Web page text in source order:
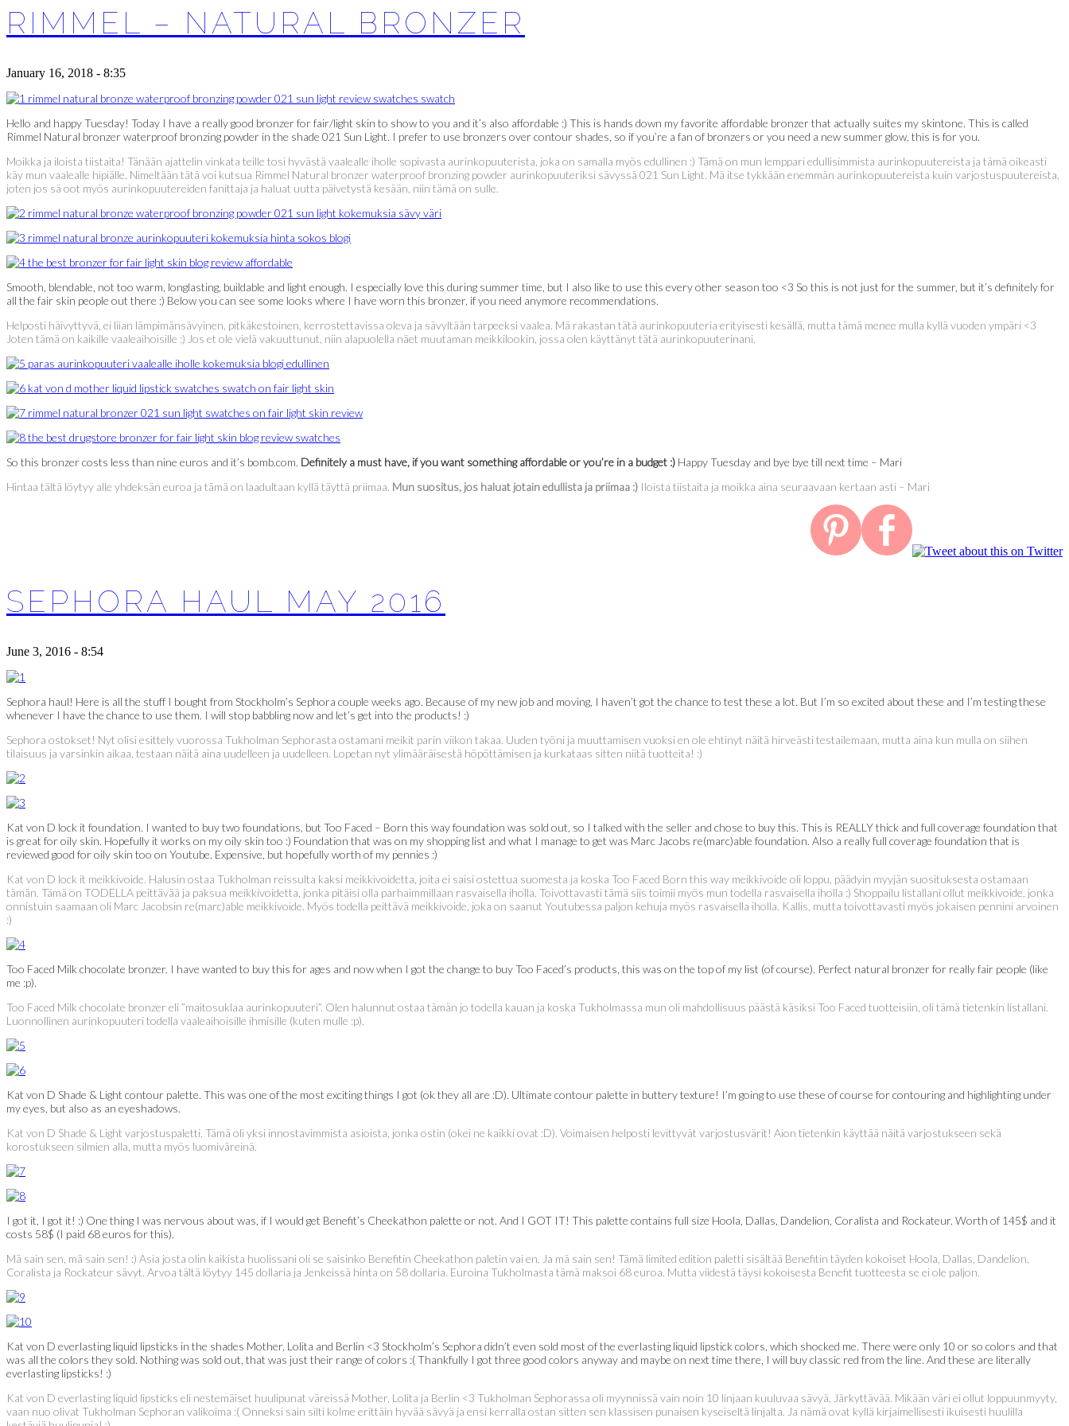
RIMMEL – NATURAL BRONZER
January 16, 2018 - 8:35
Hello and happy Tuesday! Today I have a really good bronzer for fair/light skin to show to you and it’s also affordable :) This is hands down my favorite affordable bronzer that actually suites my skintone. This is called
Rimmel Natural bronzer waterproof bronzing powder in the shade 021 Sun Light. I prefer to use bronzers over contour shades, so if you’re a fan of bronzers or you need a new summer glow, this is for you.
Moikka ja iloista tiistaita! Tänään ajattelin vinkata teille tosi hyvästä vaalealle iholle sopivasta aurinkopuuterista, joka on samalla myös edullinen :) Tämä on mun lemppari edullisimmista aurinkopuutereista ja tämä oikeasti
käy mun vaalealle hipiälle. Nimeltään tätä voi kutsua Rimmel Natural bronzer waterproof bronzing powder aurinkopuuteriksi sävyssä 021 Sun Light. Mä itse tykkään enemmän aurinkopuutereista kuin varjostuspuutereista,
joten jos sä oot myös aurinkopuutereiden fanittaja ja haluat uutta päivetystä kesään, niin tämä on sulle.
Smooth, blendable, not too warm, longlasting, buildable and light enough. I especially love this during summer time, but I also like to use this every other season too <3 So this is not just for the summer, but it’s definitely for
all the fair skin people out there :) Below you can see some looks where I have worn this bronzer, if you need anymore recommendations.
Helposti häivyttyvä, ei liian lämpimänsävyinen, pitkäkestoinen, kerrostettavissa oleva ja sävyltään tarpeeksi vaalea. Mä rakastan tätä aurinkopuuteria erityisesti kesällä, mutta tämä menee mulla kyllä vuoden ympäri <3
Joten tämä on kaikille vaaleaihoisille :) Jos et ole vielä vakuuttunut, niin alapuolella näet muutaman meikkilookin, jossa olen käyttänyt tätä aurinkopuuterinani.
So this bronzer costs less than nine euros and it’s bomb.com. Definitely a must have, if you want something affordable or you’re in a budget :) Happy Tuesday and bye bye till next time – Mari
Hintaa tältä löytyy alle yhdeksän euroa ja tämä on laadultaan kyllä täyttä priimaa. Mun suositus, jos haluat jotain edullista ja priimaa :) Iloista tiistaita ja moikka aina seuraavaan kertaan asti – Mari
SEPHORA HAUL MAY 2016
June 3, 2016 - 8:54
Sephora haul! Here is all the stuff I bought from Stockholm’s Sephora couple weeks ago. Because of my new job and moving, I haven’t got the chance to test these a lot. But I’m so excited about these and I’m testing these
whenever I have the chance to use them. I will stop babbling now and let’s get into the products! :)
Sephora ostokset! Nyt olisi esittely vuorossa Tukholman Sephorasta ostamani meikit parin viikon takaa. Uuden työni ja muuttamisen vuoksi en ole ehtinyt näitä hirveästi testailemaan, mutta aina kun mulla on siihen
tilaisuus ja varsinkin aikaa, testaan näitä aina uudelleen ja uudelleen. Lopetan nyt ylimääräisestä höpöttämisen ja kurkataas sitten niitä tuotteita! :)
Kat von D lock it foundation. I wanted to buy two foundations, but Too Faced – Born this way foundation was sold out, so I talked with the seller and chose to buy this. This is REALLY thick and full coverage foundation that
is great for oily skin. Hopefully it works on my oily skin too :) Foundation that was on my shopping list and what I manage to get was Marc Jacobs re(marc)able foundation. Also a really full coverage foundation that is
reviewed good for oily skin too on Youtube. Expensive, but hopefully worth of my pennies :)
Kat von D lock it meikkivoide. Halusin ostaa Tukholman reissulta kaksi meikkivoidetta, joita ei saisi ostettua suomesta ja koska Too Faced Born this way meikkivoide oli loppu, päädyin myyjän suosituksesta ostamaan
tämän. Tämä on TODELLA peittävää ja paksua meikkivoidetta, jonka pitäisi olla parhaimmillaan rasvaisella iholla. Toivottavasti tämä siis toimii myös mun todella rasvaisella iholla :) Shoppailu listallani ollut meikkivoide, jonka
onnistuin saamaan oli Marc Jacobsin re(marc)able meikkivoide. Myös todella peittävä meikkivoide, joka on saanut Youtubessa paljon kehuja myös rasvaisella iholla. Kallis, mutta toivottavasti myös jokaisen pennini arvoinen
:)
Too Faced Milk chocolate bronzer. I have wanted to buy this for ages and now when I got the change to buy Too Faced’s products, this was on the top of my list (of course). Perfect natural bronzer for really fair people (like
me :p).
Too Faced Milk chocolate bronzer eli ”maitosuklaa aurinkopuuteri”. Olen halunnut ostaa tämän jo todella kauan ja koska Tukholmassa mun oli mahdollisuus päästä käsiksi Too Faced tuotteisiin, oli tämä tietenkin listallani.
Luonnollinen aurinkopuuteri todella vaaleaihoisille ihmisille (kuten mulle :p).
Kat von D Shade & Light contour palette. This was one of the most exciting things I got (ok they all are :D). Ultimate contour palette in buttery texture! I’m going to use these of course for contouring and highlighting under
my eyes, but also as an eyeshadows.
Kat von D Shade & Light varjostuspaletti. Tämä oli yksi innostavimmista asioista, jonka ostin (okei ne kaikki ovat :D). Voimaisen helposti levittyvät varjostusvärit! Aion tietenkin käyttää näitä varjostukseen sekä
korostukseen silmien alla, mutta myös luomiväreinä.
I got it, I got it! :) One thing I was nervous about was, if I would get Benefit’s Cheekathon palette or not. And I GOT IT! This palette contains full size Hoola, Dallas, Dandelion, Coralista and Rockateur. Worth of 145$ and it
costs 58$ (I paid 68 euros for this).
Mä sain sen, mä sain sen! :) Asia josta olin kaikista huolissani oli se saisinko Benefitin Cheekathon paletin vai en. Ja mä sain sen! Tämä limited edition paletti sisältää Benefitin täyden kokoiset Hoola, Dallas, Dandelion,
Coralista ja Rockateur sävyt. Arvoa tältä löytyy 145 dollaria ja Jenkeissä hinta on 58 dollaria. Euroina Tukholmasta tämä maksoi 68 euroa. Mutta viidestä täysi kokoisesta Benefit tuotteesta se ei ole paljon.
Kat von D everlasting liquid lipsticks in the shades Mother, Lolita and Berlin <3 Stockholm’s Sephora didn’t even sold most of the everlasting liquid lipstick colors, which shocked me. There were only 10 or so colors and that
was all the colors they sold. Nothing was sold out, that was just their range of colors :( Thankfully I got three good colors anyway and maybe on next time there, I will buy classic red from the line. And these are literally
everlasting lipsticks! :)
Kat von D everlasting liquid lipsticks eli nestemäiset huulipunat väreissä Mother, Lolita ja Berlin <3 Tukholman Sephorassa oli myynnissä vain noin 10 linjaan kuuluvaa sävyä. Järkyttävää. Mikään väri ei ollut loppuunmyyty,
vaan nuo olivat Tukholman Sephoran valikoima :( Onneksi sain silti kolme erittäin hyvää sävyä ja ensi kerralla ostan sitten sen klassisen punaisen kyseiseltä linjalta. Ja nämä ovat kyllä kirjaimellisesti ikuisesti huulilla